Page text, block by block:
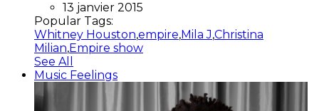
13 janvier 2015
Popular Tags:
Whitney Houston,empire,Mila J,Christina
Milian,Empire show
See All
Music Feelings